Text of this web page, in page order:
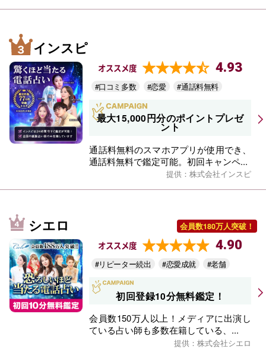
インスピ
オススメ度 4.93
#口コミ多数 #恋愛 #通話料無料
最大15,000円分のポイントプレゼ
ント
通話料無料のスマホアプリが使用でき、
通話料無料で鑑定可能。初回キャンペ...
提供：株式会社インスピ
シエロ 会員数180万人突破！
オススメ度 4.90
#リピーター続出 #恋愛成就 #老舗
初回登録10分無料鑑定！
会員数150万人以上！メディアに出演し
ている占い師も多数在籍している、...
提供：株式会社シエロ